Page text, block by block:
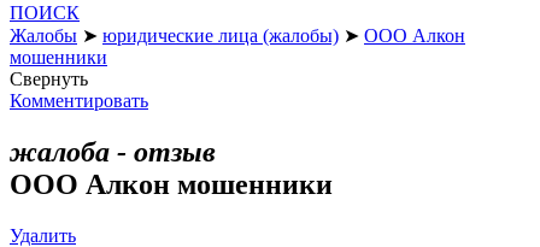
ПОИСК
Жалобы ➤ юридические лица (жалобы) ➤ ООО Алкон
мошенники
Свернуть
Комментировать
жалоба - отзыв
ООО Алкон мошенники
Удалить